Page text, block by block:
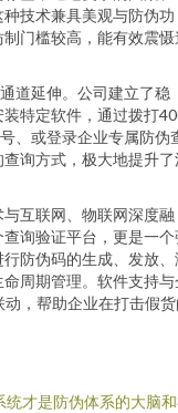
技术兼具美观与防伪功
门槛较高，能有效震慑
道延伸。公司建立了稳
特定软件，通过拨打
、或登录企业专属防伪
询方式，极大地提升了
互联网、物联网深度融
询验证平台，更是一个
防伪码的生成、发放、
周期管理。软件支持与
动，帮助企业在打击假
才是防伪体系的大脑